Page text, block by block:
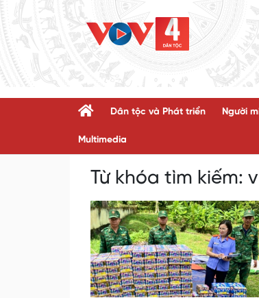
Dân tộc và Phát triển Người
Multimedia
Từ khóa tìm kiếm: